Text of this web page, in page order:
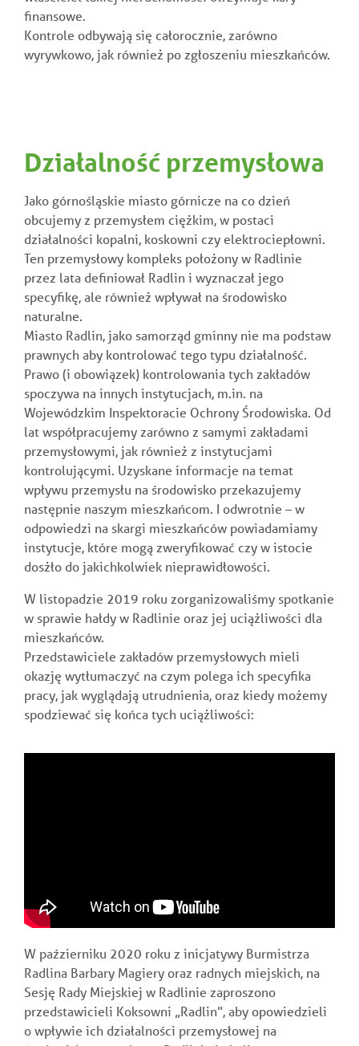
finansowe.
Kontrole odbywają się całorocznie, zarówno
wyrywkowo, jak również po zgłoszeniu mieszkańców.
Działalność przemysłowa
Jako górnośląskie miasto górnicze na co dzień
obcujemy z przemysłem ciężkim, w postaci
działalności kopalni, koskowni czy elektrociepłowni.
Ten przemysłowy kompleks położony w Radlinie
przez lata definiował Radlin i wyznaczał jego
specyfikę, ale również wpływał na środowisko
naturalne.
Miasto Radlin, jako samorząd gminny nie ma podstaw
prawnych aby kontrolować tego typu działalność.
Prawo (i obowiązek) kontrolowania tych zakładów
spoczywa na innych instytucjach, m.in. na
Wojewódzkim Inspektoracie Ochrony Środowiska. Od
lat współpracujemy zarówno z samymi zakładami
przemysłowymi, jak również z instytucjami
kontrolującymi. Uzyskane informacje na temat
wpływu przemysłu na środowisko przekazujemy
następnie naszym mieszkańcom. I odwrotnie – w
odpowiedzi na skargi mieszkańców powiadamiamy
instytucje, które mogą zweryfikować czy w istocie
dosżło do jakichkolwiek nieprawidłowości.
W listopadzie 2019 roku zorganizowaliśmy spotkanie
w sprawie hałdy w Radlinie oraz jej uciążliwości dla
mieszkańców.
Przedstawiciele zakładów przemysłowych mieli
okazję wytłumaczyć na czym polega ich specyfika
pracy, jak wyglądają utrudnienia, oraz kiedy możemy
spodziewać się końca tych uciążliwości:
W paźzierniku 2020 roku z inicjatywy Burmistrza
Radlina Barbary Magiery oraz radnych miejskich, na
Sesję Rady Miejskiej w Radlinie zaproszono
przedstawicieli Koksowni „Radlin”, aby opowiedzieli
o wpływie ich działalności przemysłowej na